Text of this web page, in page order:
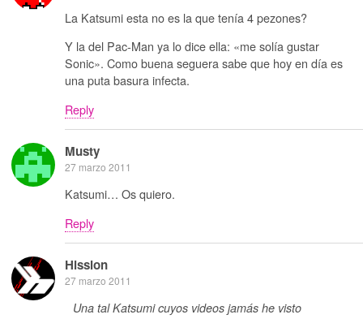
La Katsumi esta no es la que tenía 4 pezones?
Y la del Pac-Man ya lo dice ella: «me solía gustar
Sonic». Como buena seguera sabe que hoy en día es
una puta basura infecta.
Reply
Musty
27 marzo 2011
Katsumi… Os quiero.
Reply
Hission
27 marzo 2011
Una tal Katsumi cuyos videos jamás he visto